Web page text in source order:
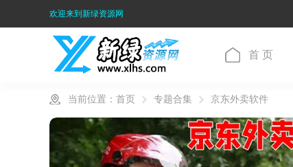
欢迎来到新绿资源网
首 页
当前位置： 首页 专题合集 京东外卖软件